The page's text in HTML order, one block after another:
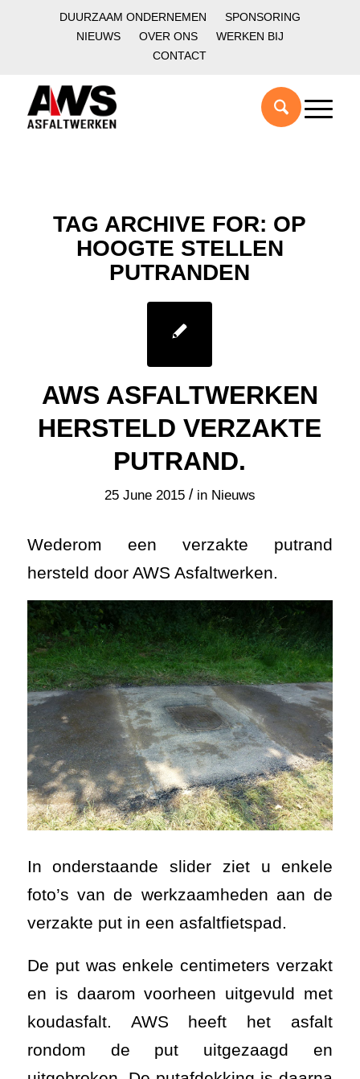
DUURZAAM ONDERNEMEN
SPONSORING
NIEUWS
OVER ONS
WERKEN BIJ
CONTACT
TAG ARCHIVE FOR: OP
HOOGTE STELLEN
PUTRANDEN
AWS ASFALTWERKEN
HERSTELD VERZAKTE
PUTRAND.
25 June 2015 / in Nieuws
Wederom een verzakte putrand
hersteld door AWS Asfaltwerken.
In onderstaande slider ziet u enkele
foto’s van de werkzaamheden aan de
verzakte put in een asfaltfietspad.
De put was enkele centimeters verzakt
en is daarom voorheen uitgevuld met
koudasfalt. AWS heeft het asfalt
rondom de put uitgezaagd en